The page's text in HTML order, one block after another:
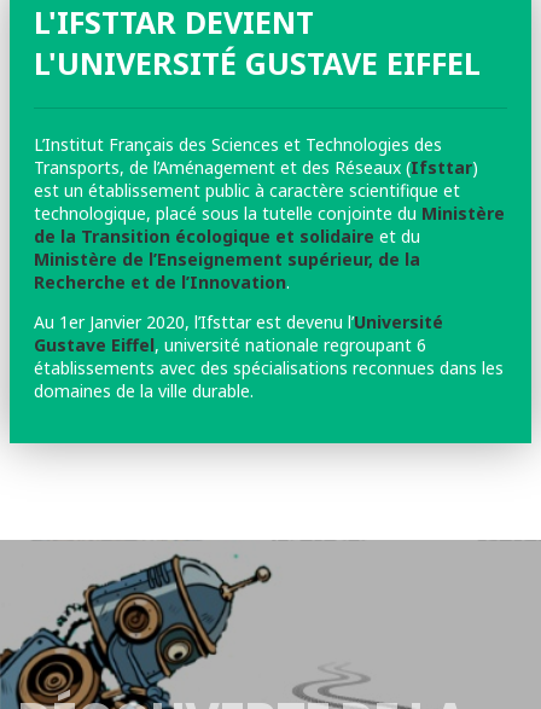
L'IFSTTAR DEVIENT
L'UNIVERSITÉ GUSTAVE EIFFEL
L’Institut Français des Sciences et Technologies des
Transports, de l’Aménagement et des Réseaux (Ifsttar)
est un établissement public à caractère scientifique et
technologique, placé sous la tutelle conjointe du Ministère
de la Transition écologique et solidaire et du
Ministère de l’Enseignement supérieur, de la
Recherche et de l’Innovation.
Au 1er Janvier 2020, l’Ifsttar est devenu l’Université
Gustave Eiffel, université nationale regroupant 6
établissements avec des spécialisations reconnues dans les
domaines de la ville durable.